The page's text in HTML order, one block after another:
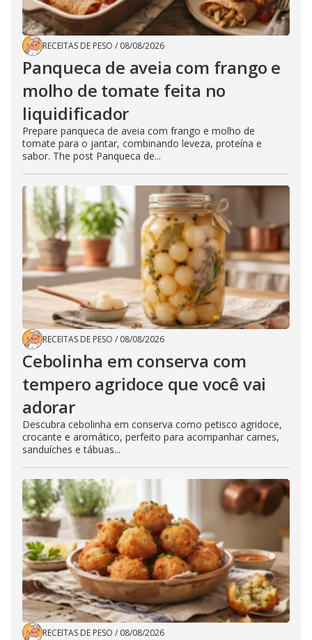
RECEITAS DE PESO / 08/08/2026
Panqueca de aveia com frango e
molho de tomate feita no
liquidificador
Prepare panqueca de aveia com frango e molho de
tomate para o jantar, combinando leveza, proteína e
sabor. The post Panqueca de...
RECEITAS DE PESO / 08/08/2026
Cebolinha em conserva com
tempero agridoce que você vai
adorar
Descubra cebolinha em conserva como petisco agridoce,
crocante e aromático, perfeito para acompanhar carnes,
sanduíches e tábuas...
RECEITAS DE PESO / 08/08/2026